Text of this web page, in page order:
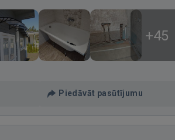
+45
Piedāvāt pasūtījumu